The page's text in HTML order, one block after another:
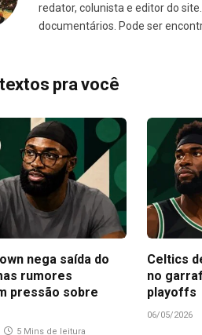
redator, colunista e editor do
documentários. Pode ser
pra você
nega saída do
rumores
pressão sobre
5 Mins de leitura
Celtics
no
playoffs
06/05/2026